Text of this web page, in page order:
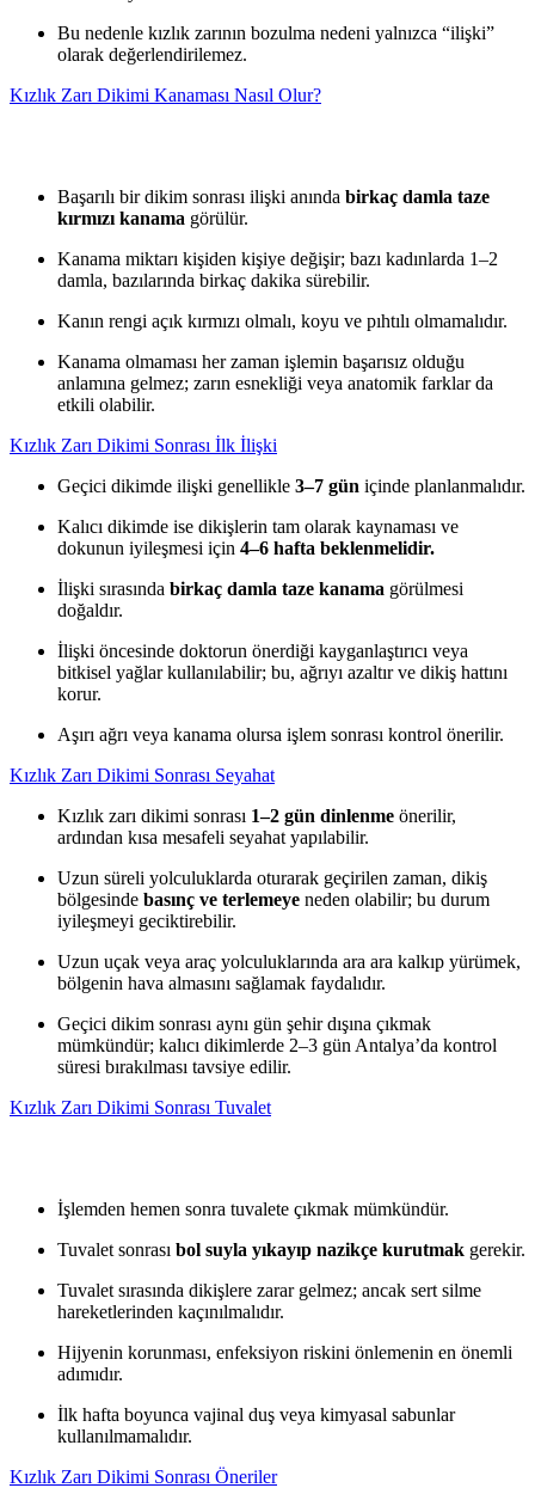
Bu nedenle kızlık zarının bozulma nedeni yalnızca “ilişki”
olarak değerlendirilemez.
Kızlık Zarı Dikimi Kanaması Nasıl Olur?
Başarılı bir dikim sonrası ilişki anında birkaç damla taze
kırmızı kanama görülür.
Kanama miktarı kişiden kişiye değişir; bazı kadınlarda 1–2
damla, bazılarında birkaç dakika sürebilir.
Kanın rengi açık kırmızı olmalı, koyu ve pıhtılı olmamalıdır.
Kanama olmaması her zaman işlemin başarısız olduğu
anlamına gelmez; zarın esnekliği veya anatomik farklar da
etkili olabilir.
Kızlık Zarı Dikimi Sonrası İlk İlişki
Geçici dikimde ilişki genellikle 3–7 gün içinde planlanmalıdır.
Kalıcı dikimde ise dikişlerin tam olarak kaynaması ve
dokunun iyileşmesi için 4–6 hafta beklenmelidir.
İlişki sırasında birkaç damla taze kanama görülmesi
doğaldır.
İlişki öncesinde doktorun önerdiği kayganlaştırıcı veya
bitkisel yağlar kullanılabilir; bu, ağrıyı azaltır ve dikiş hattını
korur.
Aşırı ağrı veya kanama olursa işlem sonrası kontrol önerilir.
Kızlık Zarı Dikimi Sonrası Seyahat
Kızlık zarı dikimi sonrası 1–2 gün dinlenme önerilir,
ardından kısa mesafeli seyahat yapılabilir.
Uzun süreli yolculuklarda oturarak geçirilen zaman, dikiş
bölgesinde basınç ve terlemeye neden olabilir; bu durum
iyileşmeyi geciktirebilir.
Uzun uçak veya araç yolculuklarında ara ara kalkıp yürümek,
bölgenin hava almasını sağlamak faydalıdır.
Geçici dikim sonrası aynı gün şehir dışına çıkmak
mümkündür; kalıcı dikimlerde 2–3 gün Antalya’da kontrol
süresi bırakılması tavsiye edilir.
Kızlık Zarı Dikimi Sonrası Tuvalet
İşlemden hemen sonra tuvalete çıkmak mümkündür.
Tuvalet sonrası bol suyla yıkayıp nazikçe kurutmak gerekir.
Tuvalet sırasında dikişlere zarar gelmez; ancak sert silme
hareketlerinden kaçınılmalıdır.
Hijyenin korunması, enfeksiyon riskini önlemenin en önemli
adımıdır.
İlk hafta boyunca vajinal duş veya kimyasal sabunlar
kullanılmamalıdır.
Kızlık Zarı Dikimi Sonrası Öneriler